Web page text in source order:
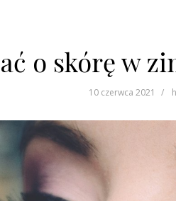
o skórę w
10 czerwca 2021